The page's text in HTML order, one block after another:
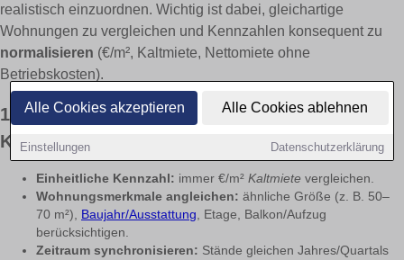
Alle Cookies akzeptieren Alle Cookies ablehnen
Einstellungen Datenschutzerklärung
realistisch einzuordnen. Wichtig ist dabei, gleichartige
Wohnungen zu vergleichen und Kennzahlen konsequent zu
normalisieren (€/m², Kaltmiete, Nettomiete ohne
Betriebskosten).
1) Vergleichbar machen: gleiche Basis, klare
Kriterien
Einheitliche Kennzahl: immer €/m² Kaltmiete vergleichen.
Wohnungsmerkmale angleichen: ähnliche Größe (z. B. 50–
70 m²), Baujahr/Ausstattung, Etage, Balkon/Aufzug
berücksichtigen.
Zeitraum synchronisieren: Stände gleichen Jahres/Quartals